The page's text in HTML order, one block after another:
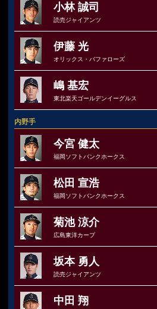
小林 誠司
読売ジャイアンツ
伊藤 光
オリックス・バファローズ
嶋 基宏
東北楽天ゴールデンイーグルス
内野手
今宮 健太
福岡ソフトバンクホークス
松田 宣浩
福岡ソフトバンクホークス
菊池 涼介
広島東洋カープ
坂本 勇人
読売ジャイアンツ
中田 翔